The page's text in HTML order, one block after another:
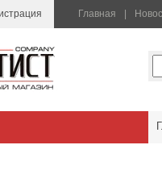
Главная